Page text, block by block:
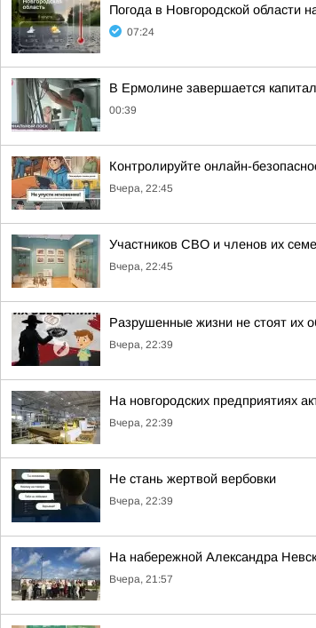
Погода в Новгородской области
07:24
В Ермолине завершается
00:39
Контролируйте онлайн-
Вчера, 22:45
Участников СВО и членов их
Вчера, 22:45
Разрушенные жизни не стоят их
Вчера, 22:39
На новгородских предприятиях
Вчера, 22:39
Не стань жертвой вербовки
Вчера, 22:39
На набережной Александра
Вчера, 21:57